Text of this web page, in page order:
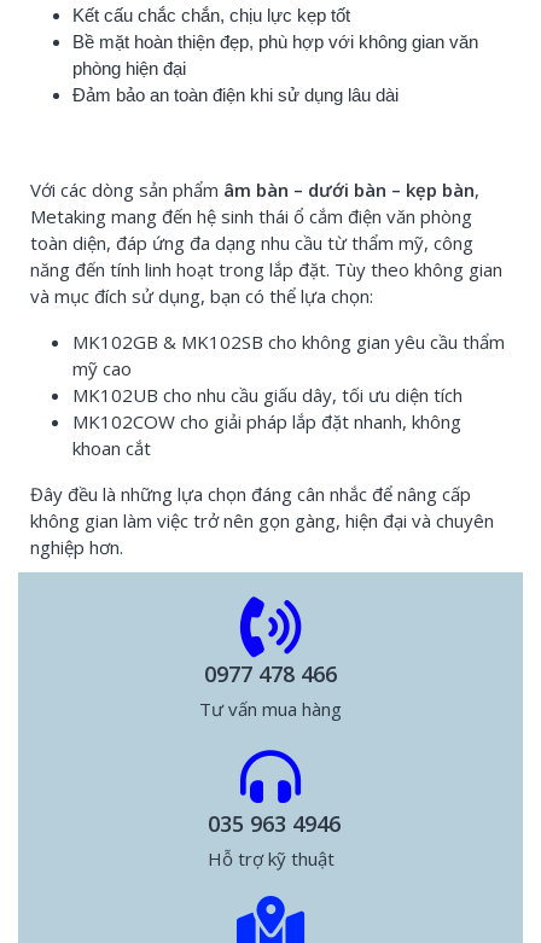
Kết cấu chắc chắn, chịu lực kẹp tốt
Bề mặt hoàn thiện đẹp, phù hợp với không gian văn
phòng hiện đại
Đảm bảo an toàn điện khi sử dụng lâu dài
Với các dòng sản phẩm âm bàn – dưới bàn – kẹp bàn,
Metaking mang đến hệ sinh thái ổ cắm điện văn phòng
toàn diện, đáp ứng đa dạng nhu cầu từ thẩm mỹ, công
năng đến tính linh hoạt trong lắp đặt. Tùy theo không gian
và mục đích sử dụng, bạn có thể lựa chọn:
MK102GB & MK102SB cho không gian yêu cầu thẩm
mỹ cao
MK102UB cho nhu cầu giấu dây, tối ưu diện tích
MK102COW cho giải pháp lắp đặt nhanh, không
khoan cắt
Đây đều là những lựa chọn đáng cân nhắc để nâng cấp
không gian làm việc trở nên gọn gàng, hiện đại và chuyên
nghiệp hơn.
0977 478 466
Tư vấn mua hàng
035 963 4946
Hỗ trợ kỹ thuật